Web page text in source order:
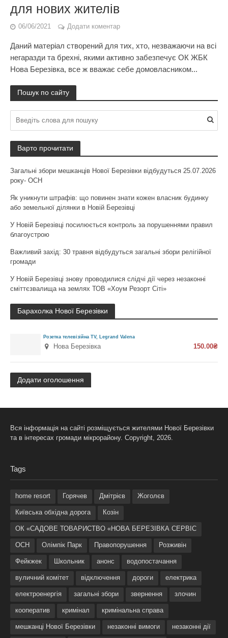
для нових жителів
06/06/2021 Додати коментар
Даний матеріал створений для тих, хто, незважаючи на всі
негаразди та брехні, якими активно забезпечує ОК ЖБК
Нова Березівка, все ж вважає себе домовласником...
Пошук по сайту
Варто прочитати
Загальні збори мешканців Нової Березівки відбудуться 25.07.2026
року- ОСН
Як уникнути штрафів: що повинен знати кожен власник будинку
або земельної ділянки в Новій Березівці
У Новій Березівці посилюється контроль за порушеннями правил
благоустрою
Важливий захід: 30 травня відбудуться загальні збори релігійної
громади
У Новій Березівці знову проводилися слідчі дії через незаконні
сміттєзвалища на землях ТОВ «Хоум Резорт Сіті»
Барахолка Нової Березівки
Розетка телевізійна TV, Legrand Valena
Нова Березівка 150.00₴
Додати оголошення
Вся інформація на сайті розміщується жителями Нової Березівки
та в інтересах громади мікрорайону. Copyright, 2026.
Tags
home resort Горячев Дмітрієв Жоголєв
Київська обхідна дорога Козін
ОК «САДОВЕ ТОВАРИСТВО «НОВА БЕРЕЗІВКА СЕРВІС
ОСН Олімпік Парк Правопорушення Розживін
Фейкжек Школьник анонс водопостачання
вуличний комітет відключення дороги електрика
електроенергія загальні збори звернення злочин
кооператив кримінал кримінальна справа
мешканці Нової Березівки незаконні вимоги незаконні дії